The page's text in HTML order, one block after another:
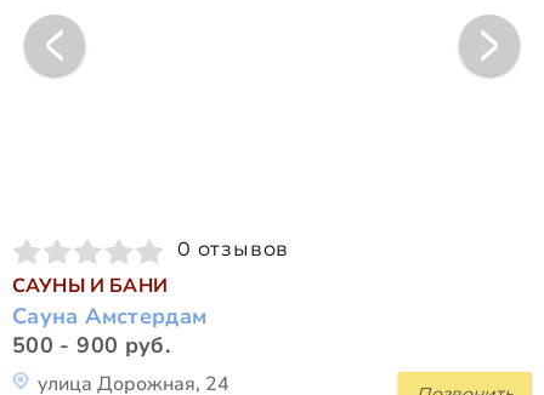
0 отзывов
САУНЫ И БАНИ
Сауна Амстердам
500 - 900 руб.
улица Дорожная, 24